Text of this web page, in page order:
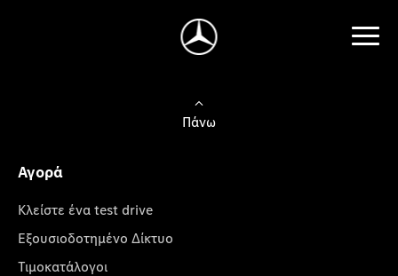
Πάνω
Αγορά
Κλείστε ένα test drive
Εξουσιοδοτημένο Δίκτυο
Τιμοκατάλογοι